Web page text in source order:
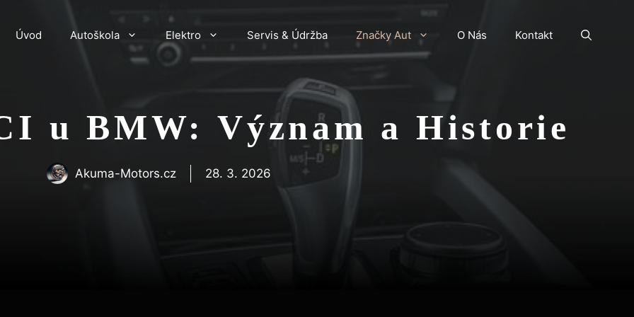
Úvod Autoškola Elektro Servis & Údržba Značky Aut O Nás Kontakt
u BMW: Význam a Historie
Akuma-Motors.cz 28. 3. 2026